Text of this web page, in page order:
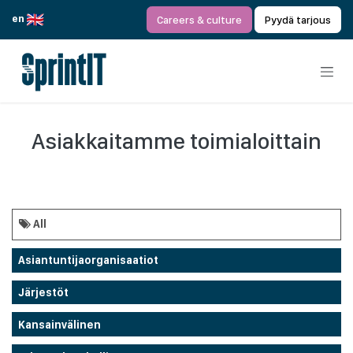
en
Careers & culture Pyydä tarjous
Asiakkaitamme toimialoittain
All
Asiantuntijaorganisaatiot
Järjestöt
Kansainvälinen